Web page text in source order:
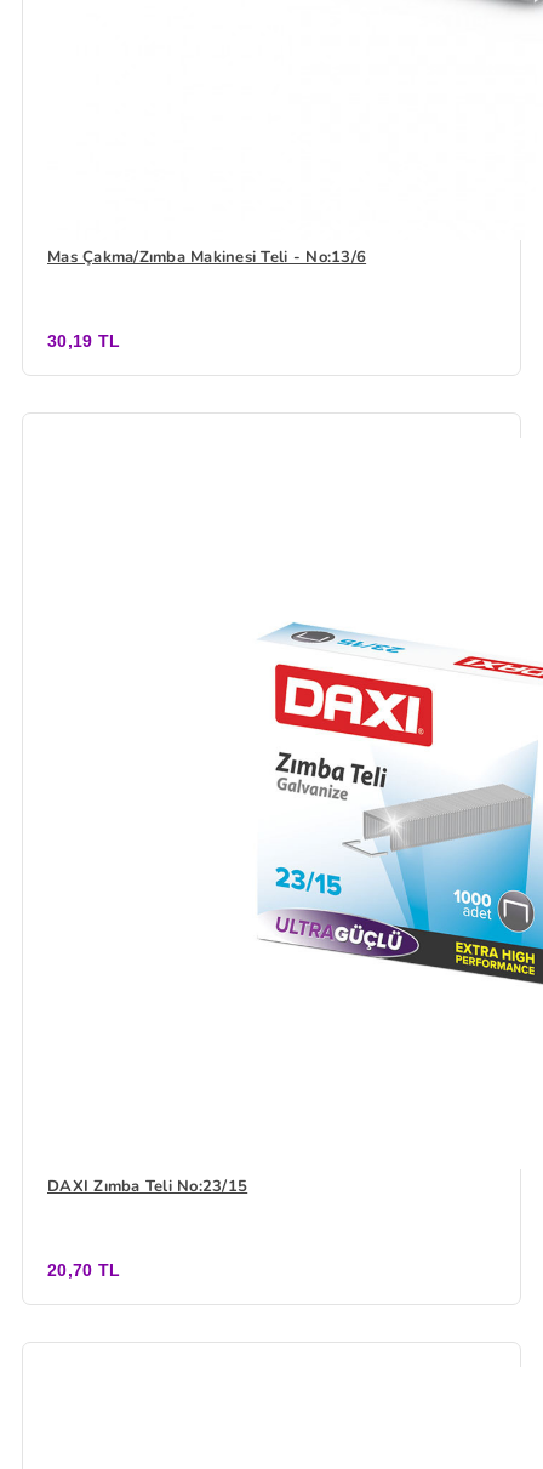
Mas Çakma/Zımba Makinesi Teli - No:13/6
30,19 TL
DAXI Zımba Teli No:23/15
20,70 TL